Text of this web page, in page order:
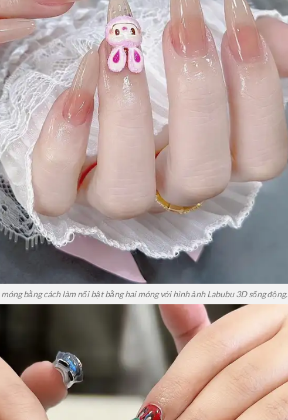
bằng cách làm nổi bật bằng hai móng với hình ảnh Labubu 3D sống động.